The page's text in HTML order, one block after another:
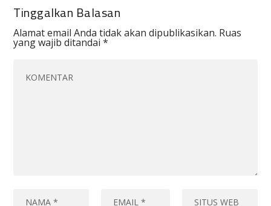
Tinggalkan Balasan
Alamat email Anda tidak akan dipublikasikan. Ruas
yang wajib ditandai*